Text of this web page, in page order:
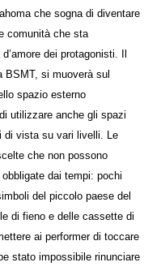
che sogna di diventare
comunità che sta
dei protagonisti. Il
BSMT, si muoverà sul
spazio esterno
utilizzare anche gli spazi
di vista su vari livelli. Le
che non possono
dai tempi: pochi
del piccolo paese del
di fieno e delle cassette di
ai performer di toccare
stato impossibile rinunciare